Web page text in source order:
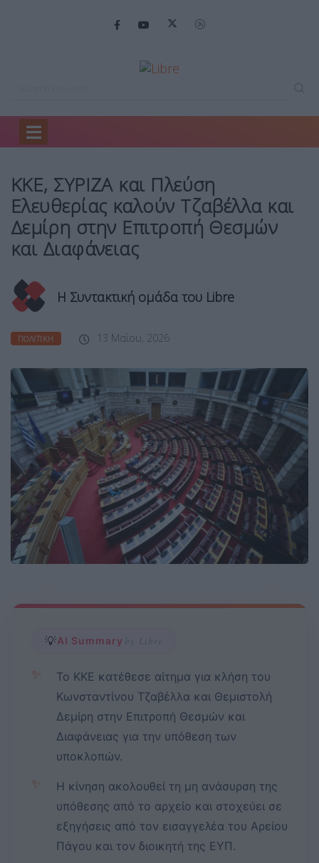
Home
ΚΚΕ, ΣΥΡΙΖΑ και Πλεύση
Ελευθερίας καλούν Τζαβέλλα και
Δεμίρη στην Επιτροπή Θεσμών
και Διαφάνειας
Η Συντακτική ομάδα του Libre
ΠΟΛΙΤΙΚΉ 13 Μαΐου, 2026
💡AI Summary by Libre
✨
Το ΚΚΕ κατέθεσε αίτημα για κλήση του
Κωνσταντίνου Τζαβέλλα και Θεμιστολή
Δεμίρη στην Επιτροπή Θεσμών και
Διαφάνειας για την υπόθεση των
υποκλοπών.
✨
Η κίνηση ακολουθεί τη μη ανάσυρση της
υπόθεσης από το αρχείο και στοχεύει σε
εξηγήσεις από τον εισαγγελέα του Αρείου
Πάγου και τον διοικητή της ΕΥΠ.